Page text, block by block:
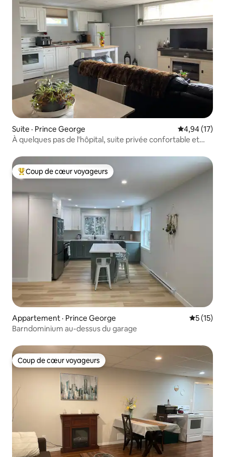
Suite · Prince George Note
4,94 (17)
À quelques pas de l'hôpital, suite privée confortable et
Coup de cœur voyageurs parmi les plus aimés
Coup de cœur voyageurs
Appartement · Prince George Note
5 (15)
Barndominium au-dessus du garage
Coup de cœur voyageurs
Coup de cœur voyageurs